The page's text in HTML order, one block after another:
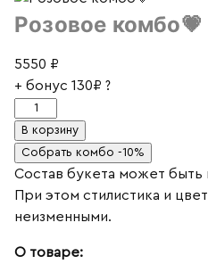
Розовое комбо💗
5550 ₽
+ бонус 130₽ ?
Количество
товара
Розовое
комбо
💗
В корзину
Собрать комбо -10%
Состав букета может быть
При этом стилистика и
неизменными.
О товаре: